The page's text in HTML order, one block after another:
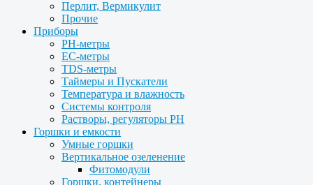
Перлит, Вермикулит
Прочие
Приборы
PH-метры
EC-метры
TDS-метры
Таймеры и Пускатели
Температура и влажность
Системы контроля
Растворы, регуляторы PH
Горшки и емкости
Умные горшки
Вертикальное озеленение
Фитомодули
Горшки, контейнеры